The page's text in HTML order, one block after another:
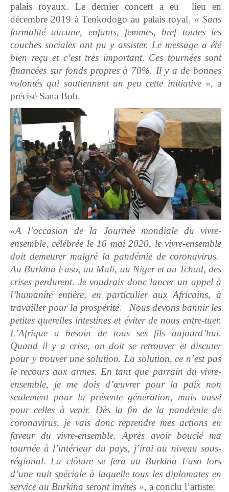
palais royaux. Le dernier concert a eu lieu en
décembre 2019 à Tenkodogo au palais royal. « Sans
formalité aucune, enfants, femmes, bref toutes les
couches sociales ont pu y assister. Le message a été
bien reçu et c’est très important. Ces tournées sont
financées sur fonds propres à 70%. Il y a de bonnes
volontés qui soutiennent un peu cette initiative », a
précisé Sana Bob.
«A l’occasion de la Journée mondiale du vivre-
ensemble, célébrée le 16 mai 2020, le vivre-ensemble
doit demeurer malgré la pandémie de coronavirus.
Au Burkina Faso, au Mali, au Niger et au Tchad, des
crises perdurent. Je voudrais donc lancer un appel à
l’humanité entière, en particulier aux Africains, à
travailler pour la prospérité. Nous devons bannir les
petites querelles intestines et éviter de nous entre-tuer.
L’Afrique a besoin de tous ses fils aujourd’hui.
Quand il y a crise, on doit se retrouver et discuter
pour y trouver une solution. La solution, ce n’est pas
le recours aux armes. En tant que parrain du vivre-
ensemble, je me dois d’œuvrer pour la paix non
seulement pour la présente génération, mais aussi
pour celles à venir. Dès la fin de la pandémie de
coronavirus, je vais donc reprendre mes actions en
faveur du vivre-ensemble. Après avoir bouclé ma
tournée à l’intérieur du pays, j’irai au niveau sous-
régional. La clôture se fera au Burkina Faso lors
d’une nuit spéciale à laquelle tous les diplomates en
service au Burkina seront invités », a conclu l’artiste.